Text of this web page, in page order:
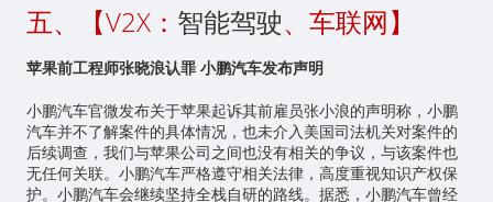
五、【V2X： 智能驾驶、车联网】
苹果前工程师张晓浪认罪 小鹏汽车发布声明
小鹏汽车官微发布关于苹果起诉其前雇员张小浪的声明称，小鹏
汽车并不了解案件的具体情况，也未介入美国司法机关对案件的
后续调查，我们与苹果公司之间也没有相关的争议，与该案件也
无任何关联。小鹏汽车严格遵守相关法律，高度重视知识产权保
护。小鹏汽车会继续坚持全栈自研的路线。据悉，小鹏汽车曾经